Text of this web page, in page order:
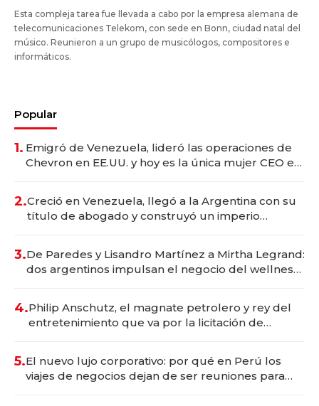
Esta compleja tarea fue llevada a cabo por la empresa alemana de
telecomunicaciones Telekom, con sede en Bonn, ciudad natal del
músico. Reunieron a un grupo de musicólogos, compositores e
informáticos.
Popular
1. Emigró de Venezuela, lideró las operaciones de
Chevron en EE.UU. y hoy es la única mujer CEO en
2.Creció en Venezuela, llegó a la Argentina con su
título de abogado y construyó un imperio
3.De Paredes y Lisandro Martínez a Mirtha Legrand:
dos argentinos impulsan el negocio del wellness
4.Philip Anschutz, el magnate petrolero y rey del
entretenimiento que va por la licitación de
5.El nuevo lujo corporativo: por qué en Perú los
viajes de negocios dejan de ser reuniones para